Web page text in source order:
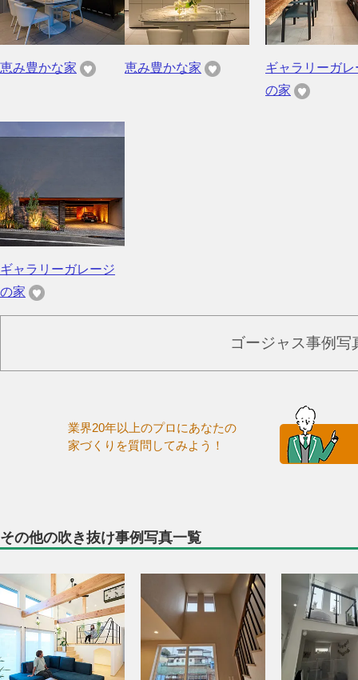
恵み豊かな家 恵み豊かな家
ギャラリーガレ
の家
ギャラリーガレージ
の家
ゴージャス事例写
業界20年以上のプロにあなたの
家づくりを質問してみよう！
その他の吹き抜け事例写真一覧